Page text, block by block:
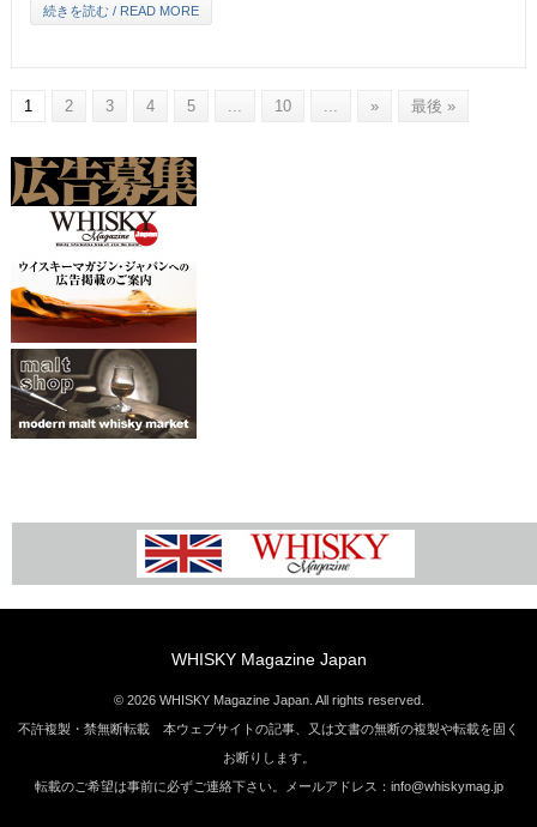
続きを読む / READ MORE
1 2 3 4 5 ... 10 ... » 最後 »
WHISKY Magazine Japan
© 2026 WHISKY Magazine Japan. All rights reserved.
不許複製・禁無断転載 本ウェブサイトの記事、又は文書の無断の複製や転載を固く
お断りします。
転載のご希望は事前に必ずご連絡下さい。メールアドレス：info@whiskymag.jp